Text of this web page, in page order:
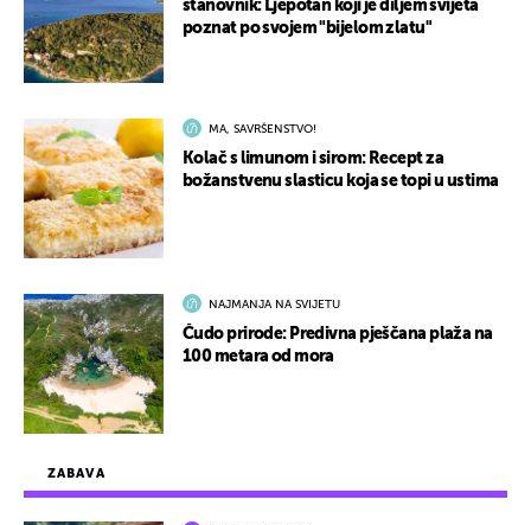
ZABAVA
stanovnik: Ljepotan koji je diljem svijeta
poznat po svojem "bijelom zlatu"
MA, SAVRŠENSTVO!
Kolač s limunom i sirom: Recept za
božanstvenu slasticu koja se topi u ustima
NAJMANJA NA SVIJETU
Čudo prirode: Predivna pješčana plaža na
100 metara od mora